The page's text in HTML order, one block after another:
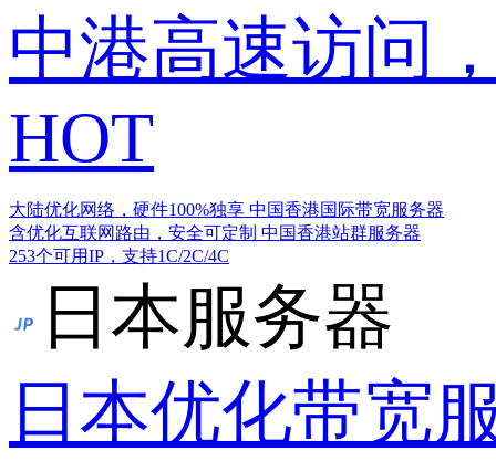
中港高速访问
HOT
大陆优化网络，硬件100%独享 中国香港国际带宽服务器
含优化互联网路由，安全可定制 中国香港站群服务器
253个可用IP，支持1C/2C/4C
日本服务器
日本优化带宽